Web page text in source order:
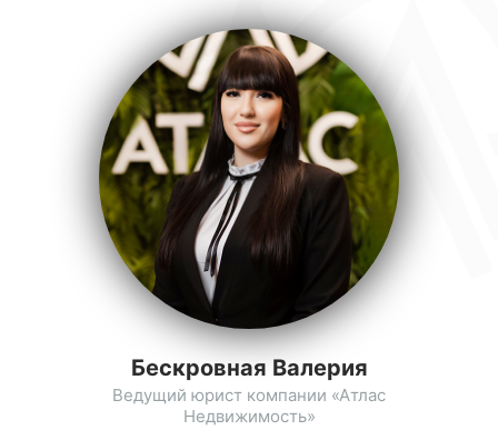
Бескровная Валерия
Ведущий юрист компании «Атлас
Недвижимость»